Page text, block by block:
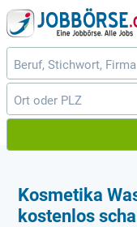
Kosmetika
kostenlos